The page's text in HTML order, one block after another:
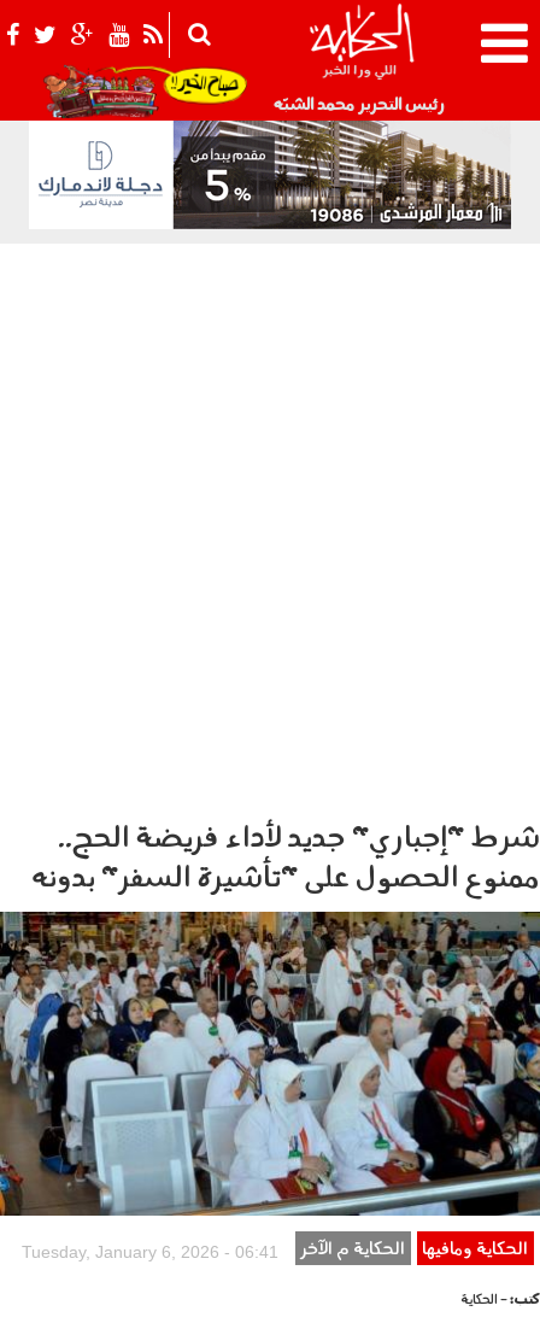
رئيس التحرير محمد الشبّه 021_2.png
شرط "إجباري" جديد لأداء فريضة الحج..
ممنوع الحصول على "تأشيرة السفر" بدونه
060105.jpg
الحكاية ومافيها الحكاية م الآخر Tuesday, January 6, 2026 - 06:41
كتب:- الحكاية